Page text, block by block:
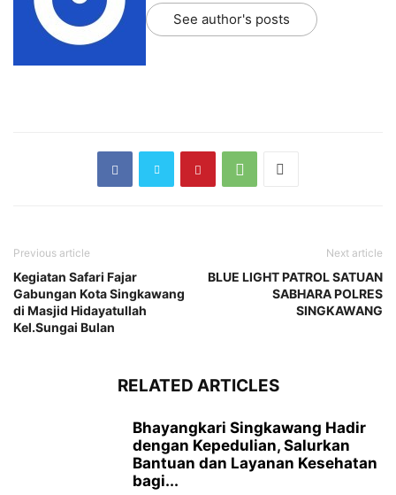
See author's posts
Previous article
Kegiatan Safari Fajar
Gabungan Kota Singkawang
di Masjid Hidayatullah
Kel.Sungai Bulan
Next article
BLUE LIGHT PATROL SATUAN
SABHARA POLRES
SINGKAWANG
RELATED ARTICLES
Bhayangkari Singkawang Hadir
dengan Kepedulian, Salurkan
Bantuan dan Layanan Kesehatan
bagi...